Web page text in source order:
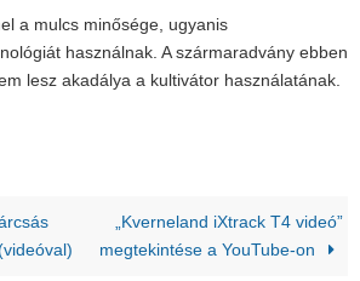
a mulcs minősége, ugyanis
használnak. A szármaradvány ebben
lesz akadálya a kultivátor használatának.
„Kverneland iXtrack T4 videó”
megtekintése a YouTube-on